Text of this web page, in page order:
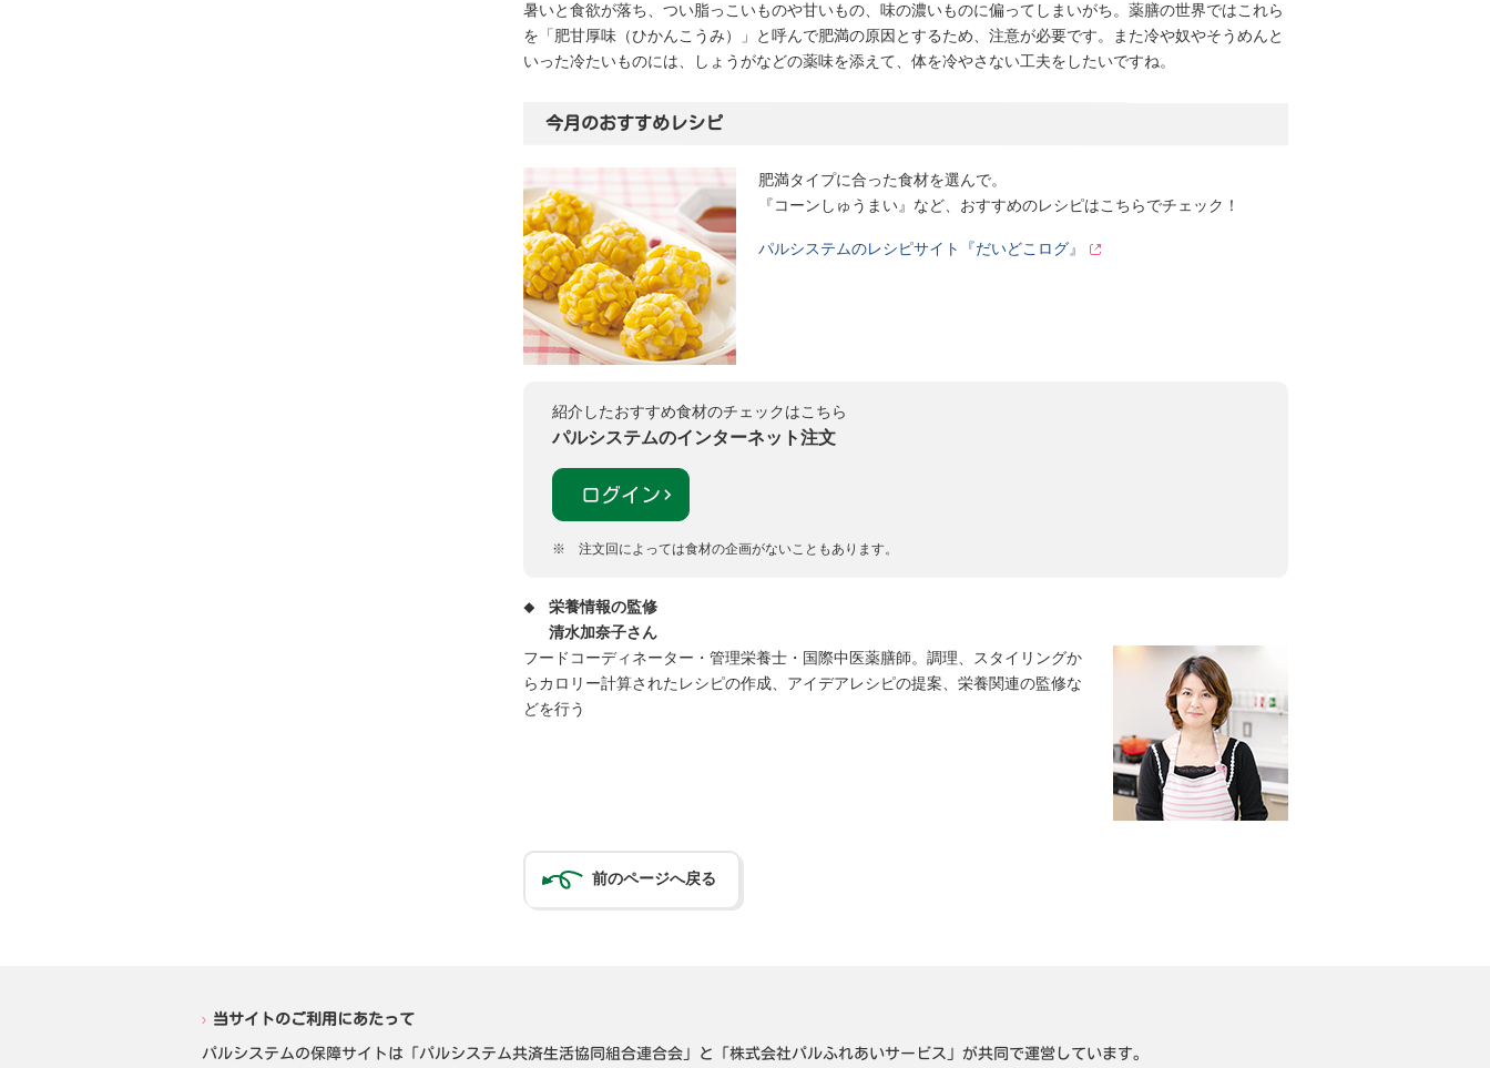
暑いと食欲が落ち、つい脂っこいものや甘いもの、味の濃いものに偏ってしまいがち。薬膳の世界ではこれら
を「肥甘厚味（ひかんこうみ）」と呼んで肥満の原因とするため、注意が必要です。また冷や奴やそうめんと
いった冷たいものには、しょうがなどの薬味を添えて、体を冷やさない工夫をしたいですね。
今月のおすすめレシピ
肥満タイプに合った食材を選んで。
『コーンしゅうまい』など、おすすめのレシピはこちらでチェック！
パルシステムのレシピサイト『だいどこログ』
紹介したおすすめ食材のチェックはこちら
パルシステムのインターネット注文
ログイン
※ 注文回によっては食材の企画がないこともあります。
栄養情報の監修
清水加奈子さん
フードコーディネーター・管理栄養士・国際中医薬膳師。調理、スタイリングか
らカロリー計算されたレシピの作成、アイデアレシピの提案、栄養関連の監修な
どを行う
前のページへ戻る
当サイトのご利用にあたって
パルシステムの保障サイトは「パルシステム共済生活協同組合連合会」と「株式会社パルふれあいサービス」が共同で運営しています。